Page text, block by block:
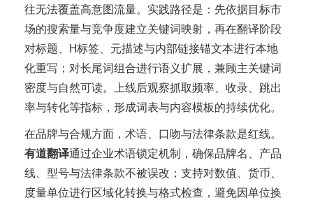
往无法覆盖高意图流量。实践路径是：先依据目标市
场的搜索量与竞争度建立关键词映射，再在翻译阶段
对标题、H标签、元描述与内部链接锚文本进行本地
化重写；对长尾词组合进行语义扩展，兼顾主关键词
密度与自然可读。上线后观察抓取频率、收录、跳出
率与转化等指标，形成词表与内容模板的持续优化。
在品牌与合规方面，术语、口吻与法律条款是红线。
有道翻译通过企业术语锁定机制，确保品牌名、产品
线、型号与法律条款不被误改；支持对数值、货币、
度量单位进行区域化转换与格式检查，避免因单位换